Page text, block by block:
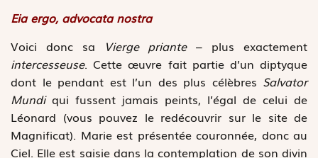
Eia ergo, advocata nostra
Voici donc sa
Vierge priante– plus exactement
intercesseuse. Cette œuvre fait partie d’un diptyque
dont le pendant est l’un des plus célèbres Salvator
Mundiqui fussent jamais peints, l’égal de celui de
Léonard (vous pouvez le redécouvrir sur le site de
Magnificat). Marie est présentée couronnée, donc au
Ciel. Elle est saisie dans la contemplation de son divin